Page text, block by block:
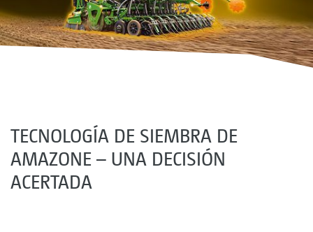
TECNOLOGÍA DE SIEMBRA DE
AMAZONE – UNA DECISIÓN
ACERTADA